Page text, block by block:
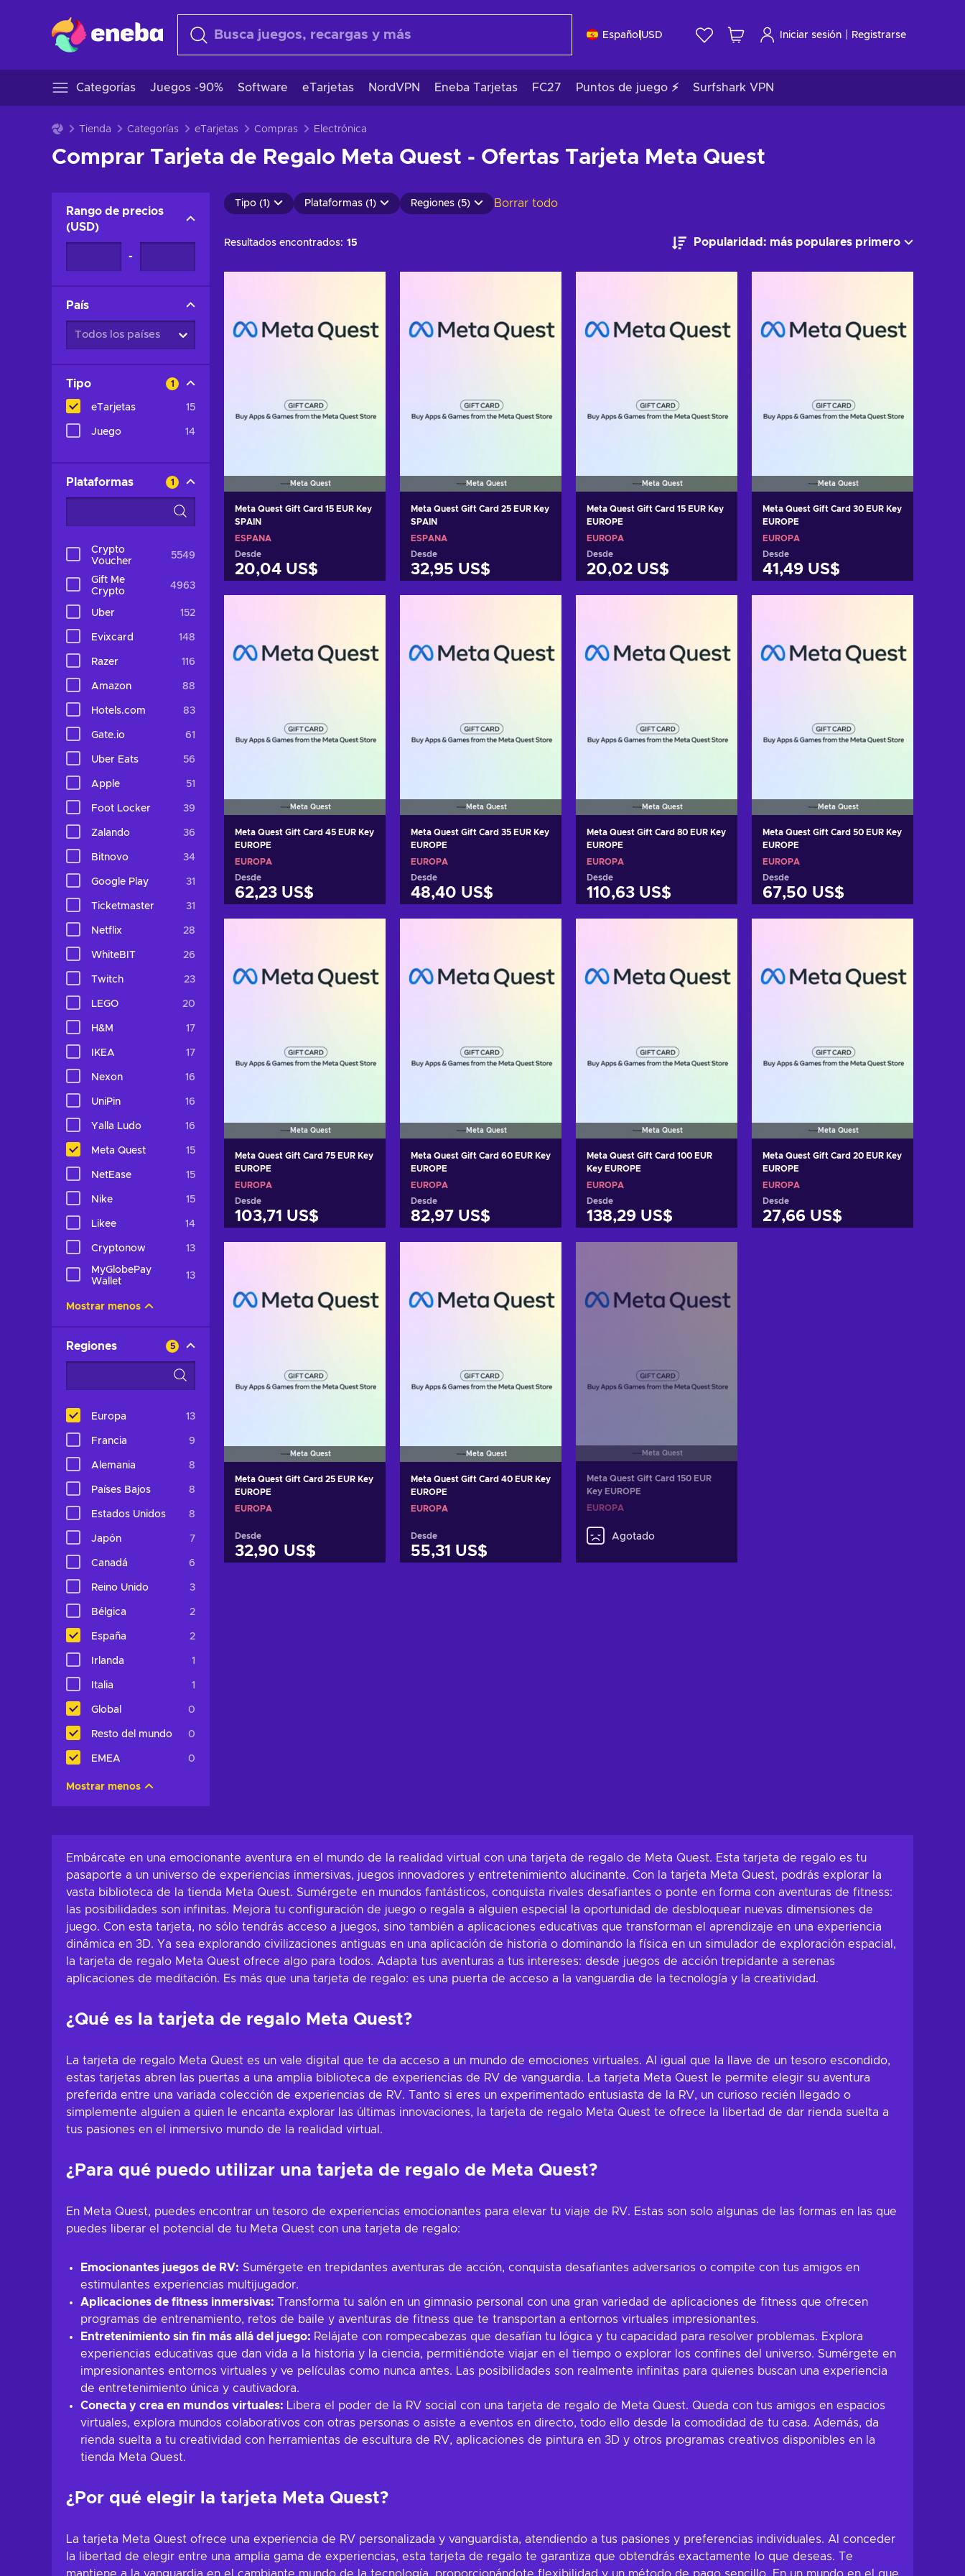
Español USD Iniciar sesión Registrarse
Categorías Juegos -90% Software eTarjetas NordVPN Eneba Tarjetas FC27 Puntos de juego ⚡ Surfshark VPN
Tienda Categorías eTarjetas Compras Electrónica
Comprar Tarjeta de Regalo Meta Quest - Ofertas Tarjeta Meta Quest
Rango de precios
(USD)
-
País
Todos los países
Tipo 1
eTarjetas 15
Juego 14
Plataformas 1
Crypto
Voucher
5549
Gift Me
Crypto
4963
Uber 152
Evixcard 148
Razer 116
Amazon 88
Hotels.com 83
Gate.io 61
Uber Eats 56
Apple 51
Foot Locker 39
Zalando 36
Bitnovo 34
Google Play 31
Ticketmaster 31
Netflix 28
WhiteBIT 26
Twitch 23
LEGO 20
H&M 17
IKEA 17
Nexon 16
UniPin 16
Yalla Ludo 16
Meta Quest 15
NetEase 15
Nike 15
Likee 14
Cryptonow 13
MyGlobePay
Wallet
13
Mostrar menos
Regiones 5
Europa 13
Francia 9
Alemania 8
Países Bajos 8
Estados Unidos 8
Japón 7
Canadá 6
Reino Unido 3
Bélgica 2
España 2
Irlanda 1
Italia 1
Global 0
Resto del mundo 0
EMEA 0
Mostrar menos
Tipo (1) Plataformas (1) Regiones (5) Borrar todo
Resultados encontrados: 15 Popularidad: más populares primero
Meta Quest
Meta Quest Gift Card 15 EUR Key
SPAIN
ESPAÑA
Desde
20,04 US$
Meta Quest
Meta Quest Gift Card 25 EUR Key
SPAIN
ESPAÑA
Desde
32,95 US$
Meta Quest
Meta Quest Gift Card 15 EUR Key
EUROPE
EUROPA
Desde
20,02 US$
Meta Quest
Meta Quest Gift Card 30 EUR Key
EUROPE
EUROPA
Desde
41,49 US$
Meta Quest
Meta Quest Gift Card 45 EUR Key
EUROPE
EUROPA
Desde
62,23 US$
Meta Quest
Meta Quest Gift Card 35 EUR Key
EUROPE
EUROPA
Desde
48,40 US$
Meta Quest
Meta Quest Gift Card 80 EUR Key
EUROPE
EUROPA
Desde
110,63 US$
Meta Quest
Meta Quest Gift Card 50 EUR Key
EUROPE
EUROPA
Desde
67,50 US$
Meta Quest
Meta Quest Gift Card 75 EUR Key
EUROPE
EUROPA
Desde
103,71 US$
Meta Quest
Meta Quest Gift Card 60 EUR Key
EUROPE
EUROPA
Desde
82,97 US$
Meta Quest
Meta Quest Gift Card 100 EUR
Key EUROPE
EUROPA
Desde
138,29 US$
Meta Quest
Meta Quest Gift Card 20 EUR Key
EUROPE
EUROPA
Desde
27,66 US$
Meta Quest
Meta Quest Gift Card 25 EUR Key
EUROPE
EUROPA
Desde
32,90 US$
Meta Quest
Meta Quest Gift Card 40 EUR Key
EUROPE
EUROPA
Desde
55,31 US$
Meta Quest
Meta Quest Gift Card 150 EUR
Key EUROPE
EUROPA
Agotado
Embárcate en una emocionante aventura en el mundo de la realidad virtual con una tarjeta de regalo de Meta Quest. Esta tarjeta de regalo es tu
pasaporte a un universo de experiencias inmersivas, juegos innovadores y entretenimiento alucinante. Con la tarjeta Meta Quest, podrás explorar la
vasta biblioteca de la tienda Meta Quest. Sumérgete en mundos fantásticos, conquista rivales desafiantes o ponte en forma con aventuras de fitness:
las posibilidades son infinitas. Mejora tu configuración de juego o regala a alguien especial la oportunidad de desbloquear nuevas dimensiones de
juego. Con esta tarjeta, no sólo tendrás acceso a juegos, sino también a aplicaciones educativas que transforman el aprendizaje en una experiencia
dinámica en 3D. Ya sea explorando civilizaciones antiguas en una aplicación de historia o dominando la física en un simulador de exploración espacial,
la tarjeta de regalo Meta Quest ofrece algo para todos. Adapta tus aventuras a tus intereses: desde juegos de acción trepidante a serenas
aplicaciones de meditación. Es más que una tarjeta de regalo: es una puerta de acceso a la vanguardia de la tecnología y la creatividad.
¿Qué es la tarjeta de regalo Meta Quest?
La tarjeta de regalo Meta Quest es un vale digital que te da acceso a un mundo de emociones virtuales. Al igual que la llave de un tesoro escondido,
estas tarjetas abren las puertas a una amplia biblioteca de experiencias de RV de vanguardia. La tarjeta Meta Quest le permite elegir su aventura
preferida entre una variada colección de experiencias de RV. Tanto si eres un experimentado entusiasta de la RV, un curioso recién llegado o
simplemente alguien a quien le encanta explorar las últimas innovaciones, la tarjeta de regalo Meta Quest te ofrece la libertad de dar rienda suelta a
tus pasiones en el inmersivo mundo de la realidad virtual.
¿Para qué puedo utilizar una tarjeta de regalo de Meta Quest?
En Meta Quest, puedes encontrar un tesoro de experiencias emocionantes para elevar tu viaje de RV. Estas son solo algunas de las formas en las que
puedes liberar el potencial de tu Meta Quest con una tarjeta de regalo:
Emocionantes juegos de RV: Sumérgete en trepidantes aventuras de acción, conquista desafiantes adversarios o compite con tus amigos en
estimulantes experiencias multijugador.
Aplicaciones de fitness inmersivas: Transforma tu salón en un gimnasio personal con una gran variedad de aplicaciones de fitness que ofrecen
programas de entrenamiento, retos de baile y aventuras de fitness que te transportan a entornos virtuales impresionantes.
Entretenimiento sin fin más allá del juego: Relájate con rompecabezas que desafían tu lógica y tu capacidad para resolver problemas. Explora
experiencias educativas que dan vida a la historia y la ciencia, permitiéndote viajar en el tiempo o explorar los confines del universo. Sumérgete en
impresionantes entornos virtuales y ve películas como nunca antes. Las posibilidades son realmente infinitas para quienes buscan una experiencia
de entretenimiento única y cautivadora.
Conecta y crea en mundos virtuales: Libera el poder de la RV social con una tarjeta de regalo de Meta Quest. Queda con tus amigos en espacios
virtuales, explora mundos colaborativos con otras personas o asiste a eventos en directo, todo ello desde la comodidad de tu casa. Además, da
rienda suelta a tu creatividad con herramientas de escultura de RV, aplicaciones de pintura en 3D y otros programas creativos disponibles en la
tienda Meta Quest.
¿Por qué elegir la tarjeta Meta Quest?
La tarjeta Meta Quest ofrece una experiencia de RV personalizada y vanguardista, atendiendo a tus pasiones y preferencias individuales. Al conceder
la libertad de elegir entre una amplia gama de experiencias, esta tarjeta de regalo te garantiza que obtendrás exactamente lo que deseas. Te